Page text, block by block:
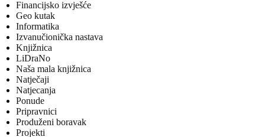
Financijsko izvješće
Geo kutak
Informatika
Izvanučionička nastava
Knjižnica
LiDraNo
Naša mala knjižnica
Natječaji
Natjecanja
Ponude
Pripravnici
Produženi boravak
Projekti